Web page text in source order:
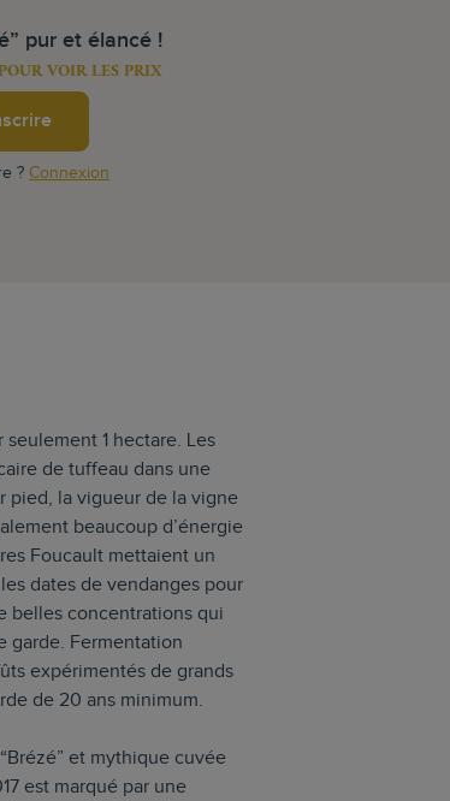
pur et élancé !
VOIR LES PRIX
?Connexion
1 hectare. Les
de tuffeau dans une
pied, la vigueur de la vigne
beaucoup d’énergie
Foucault mettaient un
dates de vendanges pour
belles concentrations qui
garde. Fermentation
expérimentés de grands
de 20 ans minimum.
et mythique cuvée
est marqué par une